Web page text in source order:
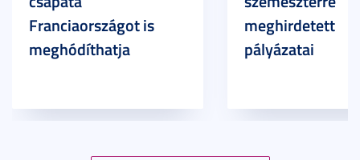
Franciaországot is
meghódíthatja
meghirdetett
pályázatai